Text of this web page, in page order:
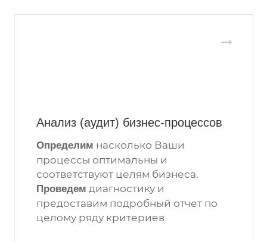
Анализ (аудит) бизнес-процессов
Определим насколько Ваши
процессы оптимальны и
соответствуют целям бизнеса.
Проведем диагностику и
предоставим подробный отчет по
целому ряду критериев